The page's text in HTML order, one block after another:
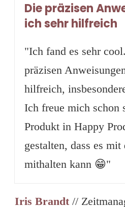
Die präzisen
ich sehr hilfreich
"Ich fand es sehr
präzisen
hilfreich,
Ich freue mich schon
Produkt in Happy
gestalten, dass es
mithalten kann 😁"
Iris Brandt //